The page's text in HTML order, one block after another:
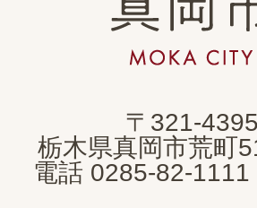
岡
市
CITY
〒321-
栃木県真岡市荒町
電話 0285-82-1111